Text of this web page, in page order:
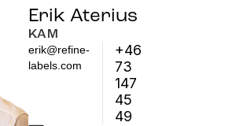
Erik Aterius
KAM
erik@refine-
labels.com
+46
73
147
45
49